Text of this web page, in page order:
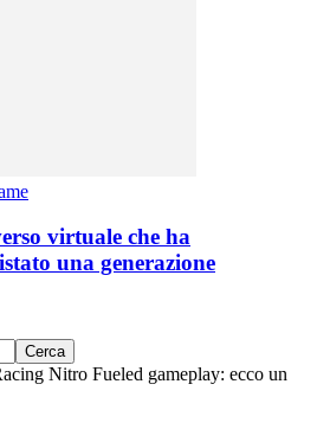
virtuale che ha
una generazione
Nitro Fueled gameplay: ecco un